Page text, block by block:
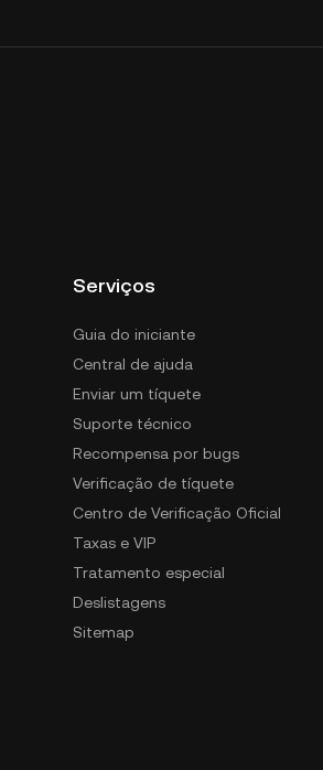
Serviços
Guia do iniciante
Central de ajuda
Enviar um tíquete
Suporte técnico
Recompensa por bugs
Verificação de tíquete
Centro de Verificação Oficial
Taxas e VIP
Tratamento especial
Deslistagens
Sitemap